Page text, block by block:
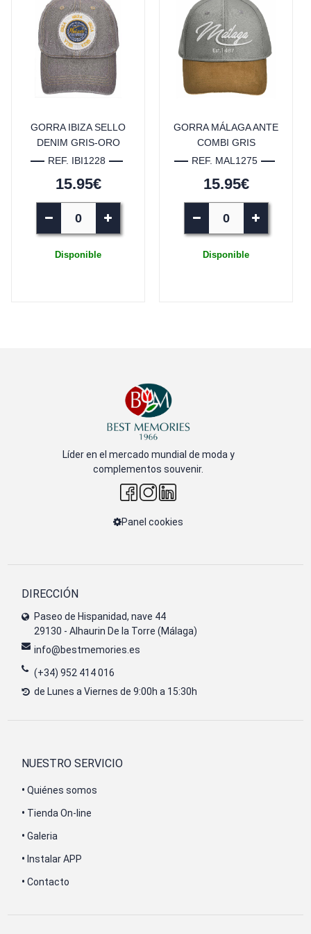
GORRA IBIZA SELLO
DENIM GRIS-ORO
REF. IBI1228
15.95€
Disponible
GORRA MÁLAGA ANTE
COMBI GRIS
REF. MAL1275
15.95€
Disponible
Líder en el mercado mundial de moda y
complementos souvenir.
Panel cookies
DIRECCIÓN
Paseo de Hispanidad, nave 44
29130 - Alhaurin De la Torre (Málaga)
info@bestmemories.es
(+34) 952 414 016
de Lunes a Viernes de 9:00h a 15:30h
NUESTRO SERVICIO
• Quiénes somos
• Tienda On-line
• Galeria
• Instalar APP
• Contacto